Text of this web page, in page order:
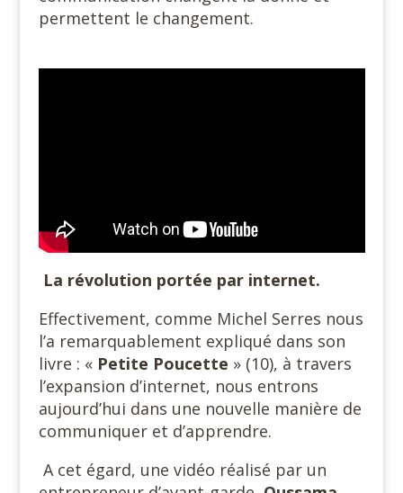
permettent le changement.
La révolution portée par internet.
Effectivement, comme Michel Serres nous
l’a remarquablement expliqué dans son
livre : « Petite Poucette » (10), à travers
l’expansion d’internet, nous entrons
aujourd’hui dans une nouvelle manière de
communiquer et d’apprendre.
A cet égard, une vidéo réalisé par un